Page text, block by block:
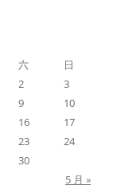
六
日
2
3
9
10
16
17
23
24
30
5 月 »